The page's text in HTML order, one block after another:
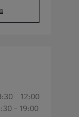
- 12:00
- 19:00